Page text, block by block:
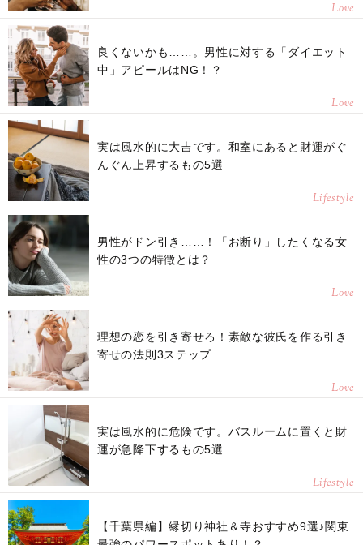
Love
良くないかも……。男性に対する「ダイエット
中」アピールはNG！？
Love
実は風水的に大吉です。和室にあると財運がぐ
んぐん上昇するもの5選
Lifestyle
男性がドン引き……！「お断り」したくなる女
性の3つの特徴とは？
Love
理想の恋を引き寄せろ！素敵な彼氏を作る引き
寄せの法則3ステップ
Love
実は風水的に危険です。バスルームに置くと財
運が急降下するもの5選
Lifestyle
【千葉県編】縁切り神社＆寺おすすめ9選♪関東